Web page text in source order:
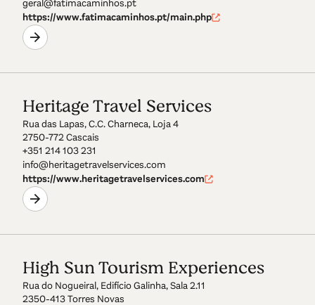
geral@fatimacaminhos.pt
https://www.fatimacaminhos.pt/main.php
Heritage Travel Services
Rua das Lapas, C.C. Charneca, Loja 4
2750-772 Cascais
+351 214 103 231
info@heritagetravelservices.com
https://www.heritagetravelservices.com
High Sun Tourism Experiences
Rua do Nogueiral, Edifício Galinha, Sala 2.11
2350-413 Torres Novas